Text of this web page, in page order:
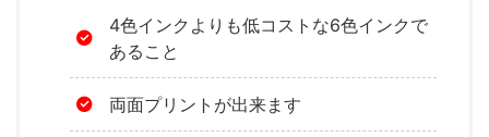
4色インクよりも低コストな6色インクで
あること
両面プリントが出来ます